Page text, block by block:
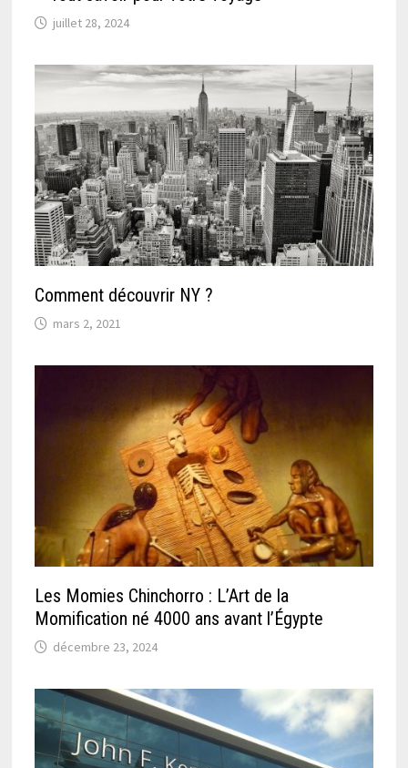
juillet 28, 2024
Comment découvrir NY ?
mars 2, 2021
Les Momies Chinchorro : L’Art de la
Momification né 4000 ans avant l’Égypte
décembre 23, 2024